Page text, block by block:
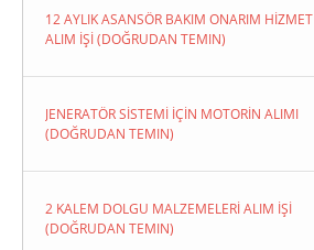
12 AYLIK ASANSÖR BAKIM ONARIM HİZMET
ALIM İŞİ (DOĞRUDAN TEMIN)
JENERATÖR SİSTEMİ İÇİN MOTORİN ALIMI
(DOĞRUDAN TEMIN)
2 KALEM DOLGU MALZEMELERİ ALIM İŞİ
(DOĞRUDAN TEMIN)